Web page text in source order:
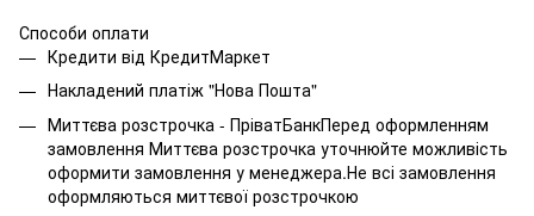
Способи оплати
Кредити від КредитМаркет
Накладений платіж "Нова Пошта"
Миттєва розстрочка - ПріватБанкПеред оформленням
замовлення Миттєва розстрочка уточнюйте можливість
оформити замовлення у менеджера.Не всі замовлення
оформляються миттєвої розстрочкою